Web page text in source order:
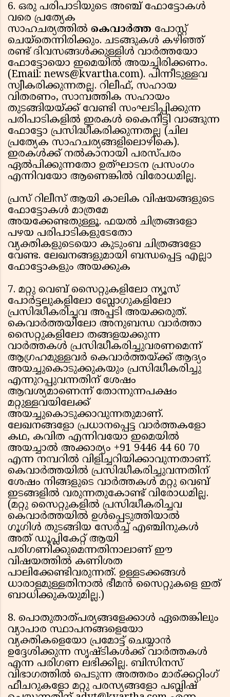
6. ഒരു പരിപാടിയുടെ അഞ്ച് ഫോട്ടോകള്‍
വരെ പ്രത്യേക
സാഹചര്യത്തില്‍ കെവാര്‍ത്ത പോസ്റ്റ്
ചെയ്തെന്നിരിക്കും. ചടങ്ങുകള്‍ കഴിഞ്ഞ്
രണ്ട് ദിവസങ്ങള്‍ക്കുള്ളിള്‍ വാര്‍ത്തയോ
ഫോട്ടോയൊ ഇമെയില്‍ അയച്ചിരിക്കണം.
(Email: news@kvartha.com). പിന്നീടുള്ളവ
സ്വീകരിക്കുന്നതല്ല. റിലീഫ്, സഹായ
വിതരണം, സാമ്പത്തിക സഹായം
തുടങ്ങിയയ്ക്ക് വേണ്ടി സംഘടിപ്പിക്കുന്ന
പരിപാടികളില്‍ ഇരകള്‍ കൈനീട്ടി വാങ്ങുന്ന
ഫോട്ടോ പ്രസിദ്ധീകരിക്കുന്നതല്ല (ചില
പ്രത്യേക സാഹചര്യങ്ങളിലൊഴികെ).
ഇരകള്‍ക്ക് നല്‍കാനായി പരസ്പരം
ഏല്‍പിക്കുന്നതോ ഉത്ഘാടന പ്രസംഗം
എന്നിവയോ ആണെങ്കില്‍ വിരോധമില്ല.
പ്രസ് റിലീസ് ആയി കാലിക വിഷയങ്ങളുടെ
ഫോട്ടോകള്‍ മാത്രമേ
അയക്കേണ്ടതുള്ളൂ. ഫയല്‍ ചിത്രങ്ങളോ
പഴയ പരിപാടികളുടേതോ
വ്യക്തികളുടെയൊ കുടുംബ ചിത്രങ്ങളോ
വേണ്ട. ലേഖനങ്ങളുമായി ബന്ധപ്പെട്ട എല്ലാ
ഫോട്ടോകളും അയക്കുക
7. മറ്റു വെബ് സൈറ്റുകളിലോ ന്യൂസ്
പോര്‍ട്ടലുകളിലോ ബ്ലോഗുകളിലോ
പ്രസിദ്ധീകരിച്ചവ അപ്പടി അയക്കരുത്.
കെവാര്‍ത്തയിലോ അനുബന്ധ വാര്‍ത്താ
സൈറ്റുകളിലോ തങ്ങളയക്കുന്ന
വാര്‍ത്തകള്‍ പ്രസിദ്ധീകരിച്ചുവരണമെന്ന്
ആഗ്രഹമുള്ളവര്‍ കെവാര്‍ത്തയ്ക്ക് ആദ്യം
അയച്ചുകൊടുക്കുകയും പ്രസിദ്ധീകരിച്ചു
എന്നുറപ്പുവന്നതിന് ശേഷം
ആവശ്യമാണെന്ന് തോന്നുന്നപക്ഷം
മറ്റുള്ളവയിലേക്ക്
അയച്ചുകൊടുക്കാവുന്നതുമാണ്.
ലേഖനങ്ങളോ പ്രധാനപ്പെട്ട വാര്‍ത്തകളോ
കഥ, കവിത എന്നിവയോ ഇമെയില്‍
അയച്ചാല്‍ അക്കാര്യം +91 9446 44 60 70
എന്ന നമ്പറില്‍ വിളിച്ചറിയിക്കാവുന്നതാണ്.
കെവാര്‍ത്തയില്‍ പ്രസിദ്ധീകരിച്ചുവന്നതിന്
ശേഷം നിങ്ങളുടെ വാര്‍ത്തകള്‍ മറ്റു വെബ്
ഇടങ്ങളിൽ വരുന്നതുകോണ്ട് വിരോധമില്ല.
(മറ്റു സൈറ്റുകളില്‍ പ്രസിദ്ധീകരിച്ചവ
കെവാര്‍ത്തയില്‍ ഉള്‍പ്പെടുത്തിയാല്‍
ഗൂഗിള്‍ തുടങ്ങിയ സേര്‍ച്ച്‌ എഞ്ചിനുകള്‍
അത് ഡൂപ്ലികേറ്റ് ആയി
പരിഗണിക്കുമെന്നതിനാലാണ് ഈ
വിഷയത്തില്‍ കണിശത
പാലിക്കേണ്ടിവരുന്നത്. ഉള്ളടക്കങ്ങള്‍
ധാരാളമുള്ളതിനാല്‍ ഭീമന്‍ സൈറ്റുകളെ ഇത്
ബാധിക്കുകയുമില്ല.)
8. പൊതുതാത്പര്യങ്ങളേക്കാള്‍ ഏതെങ്കിലും
വ്യാപാര സ്ഥാപനങ്ങളെയോ
വ്യക്തികളെയോ പ്രമോട്ട് ചെയ്യാന്‍
ഉദ്ദേശിക്കുന്ന സൃഷ്ടികള്‍ക്ക് വാര്‍ത്തകള്‍
എന്ന പരിഗണ ലഭിക്കില്ല. ബിസിനസ്
വിഭാഗത്തില്‍ പെടുന്ന അത്തരം മാര്ക്കറ്റിംഗ്
ഫീചറുകളോ മറ്റു പരസ്യങ്ങളോ പബ്ലിഷ്